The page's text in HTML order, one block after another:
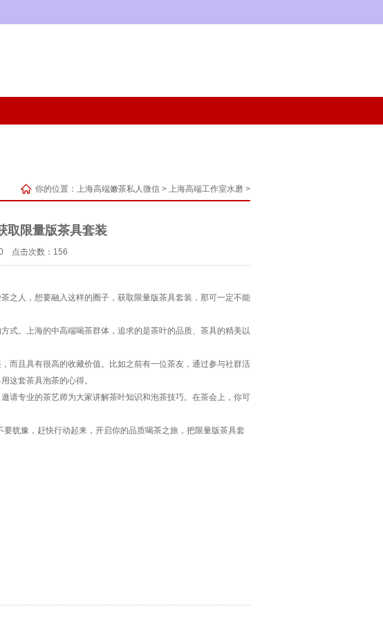
你的位置： 上海高端嫩茶私人微信 > 上海高端工作室水磨 >
取限量版茶具套装
点击次数：156
之人，想要融入这样的圈子，获取限量版茶具套装，那可一定不能
式。上海的中高端喝茶群体，追求的是茶叶的品质、茶具的精美以
而且具有很高的收藏价值。比如之前有一位茶友，通过参与社群活
这套茶具泡茶的心得。
请专业的茶艺师为大家讲解茶叶知识和泡茶技巧。在茶会上，你可
犹豫，赶快行动起来，开启你的品质喝茶之旅，把限量版茶具套